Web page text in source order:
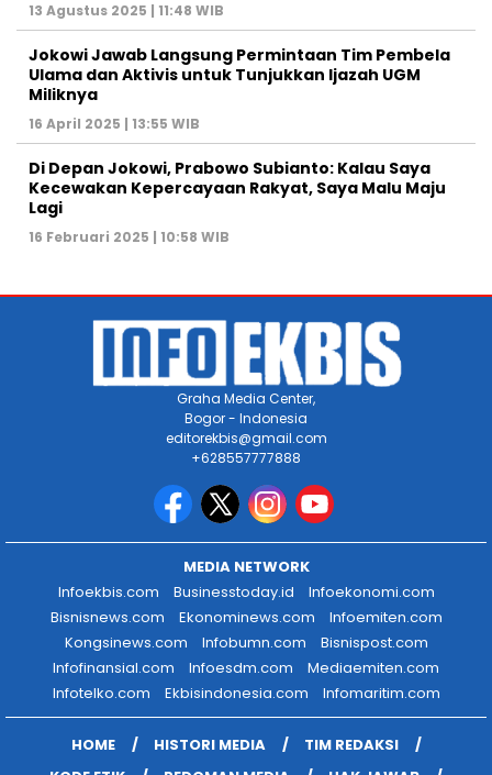
13 Agustus 2025 | 11:48 WIB
Jokowi Jawab Langsung Permintaan Tim Pembela
Ulama dan Aktivis untuk Tunjukkan Ijazah UGM
Miliknya
16 April 2025 | 13:55 WIB
Di Depan Jokowi, Prabowo Subianto: Kalau Saya
Kecewakan Kepercayaan Rakyat, Saya Malu Maju
Lagi
16 Februari 2025 | 10:58 WIB
Graha Media Center,
Bogor - Indonesia
editorekbis@gmail.com
+628557777888
MEDIA NETWORK
Infoekbis.com
Businesstoday.id
Infoekonomi.com
Bisnisnews.com
Ekonominews.com
Infoemiten.com
Kongsinews.com
Infobumn.com
Bisnispost.com
Infofinansial.com
Infoesdm.com
Mediaemiten.com
Infotelko.com
Ekbisindonesia.com Infomaritim.com
HOME HISTORI MEDIA
TIM REDAKSI